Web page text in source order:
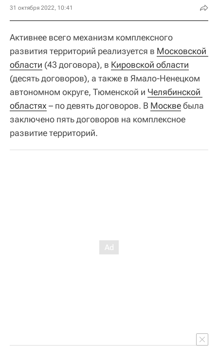
31 октября 2022, 10:41
Активнее всего механизм комплексного
развития территорий реализуется в Московской
области (43 договора), в Кировской области
(десять договоров), а также в Ямало-Ненецком
автономном округе, Тюменской и Челябинской
областях – по девять договоров. В Москвебыла
заключено пять договоров на комплексное
развитие территорий.